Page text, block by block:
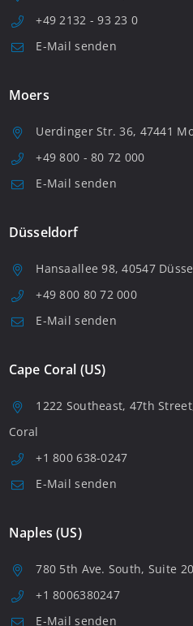
+49 2132 - 93 23 0
E-Mail senden
Moers
Uerdinger Str. 36, 47441
+49 800 - 80 72 000
E-Mail senden
Düsseldorf
Hansaallee 98, 40547
+49 800 80 72 000
E-Mail senden
Cape Coral (US)
1222 Southeast, 47th
Coral
+1 800 638-0247
E-Mail senden
Naples (US)
780 5th Ave. South, Suite
+1 8006380247
E-Mail senden